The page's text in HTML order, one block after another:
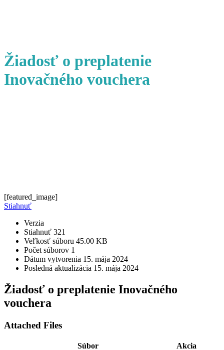
Žiadosť o preplatenie
Inovačného vouchera
[featured_image]
Stiahnuť
Verzia
Stiahnuť 321
Veľkosť súboru 45.00 KB
Počet súborov 1
Dátum vytvorenia 15. mája 2024
Posledná aktualizácia 15. mája 2024
Žiadosť o preplatenie Inovačného
vouchera
Attached Files
Súbor
Akcia